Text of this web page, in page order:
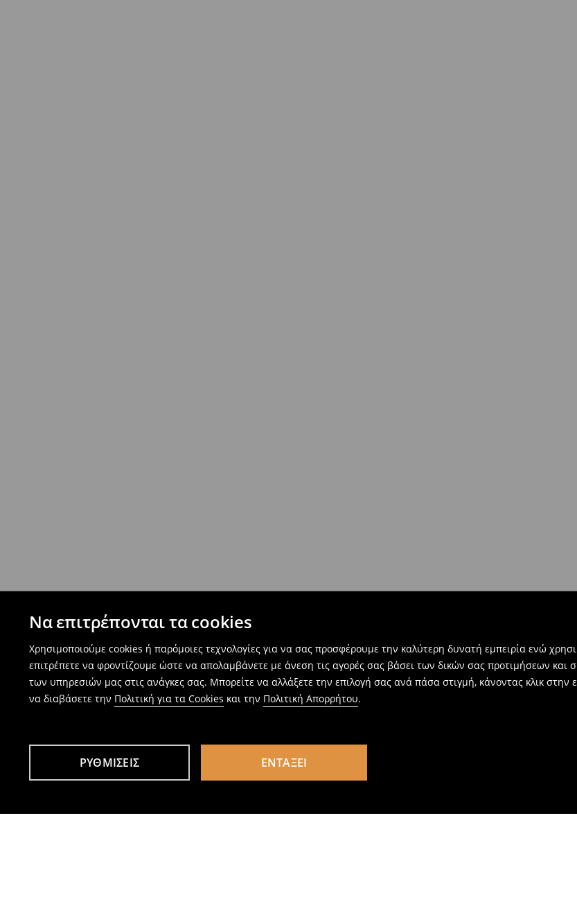
Να επιτρέπονται τα cookies
Χρησιμοποιούμε cookies ή παρόμοιες τεχνολογίες για να σας προσφέρουμε την καλύτερη δυνατή εμπειρία ενώ
επιτρέπετε να φροντίζουμε ώστε να απολαμβάνετε με άνεση τις αγορές σας βάσει των δικών σας προτιμήσεων
των υπηρεσιών μας στις ανάγκες σας. Μπορείτε να αλλάξετε την επιλογή σας ανά πάσα στιγμή, κάνοντας κλικ στην
να διαβάσετε την Πολιτική για τα Cookies και την Πολιτική Απορρήτου.
ΡΥΘΜΊΣΕΙΣ ΕΝΤΆΞΕΙ